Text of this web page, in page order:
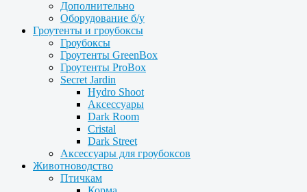
Дополнительно
Оборудование б/у
Гроутенты и гроубоксы
Гроубоксы
Гроутенты GreenBox
Гроутенты ProBox
Secret Jardin
Hydro Shoot
Аксессуары
Dark Room
Cristal
Dark Street
Аксессуары для гроубоксов
Животноводство
Птичкам